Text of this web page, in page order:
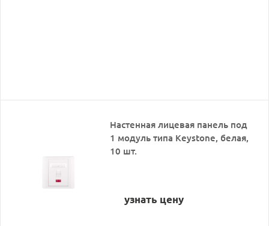
Настенная лицевая панель под
1 модуль типа Keystone, белая,
10 шт.
узнать цену